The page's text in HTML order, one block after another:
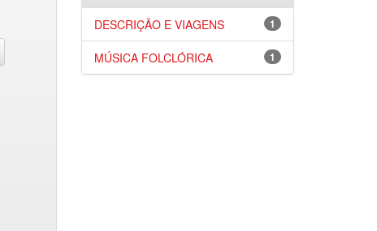
1
DESCRIÇÃO E VIAGENS
1
MÚSICA FOLCLÓRICA